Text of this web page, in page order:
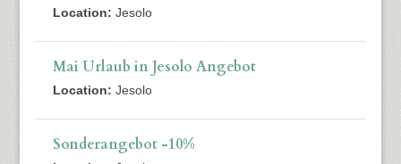
Location: Jesolo
Mai Urlaub in Jesolo Angebot
Location: Jesolo
Sonderangebot -10%